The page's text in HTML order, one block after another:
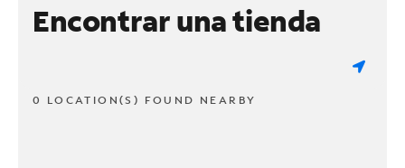
Encontrar una tienda
0 LOCATION(S) FOUND NEARBY